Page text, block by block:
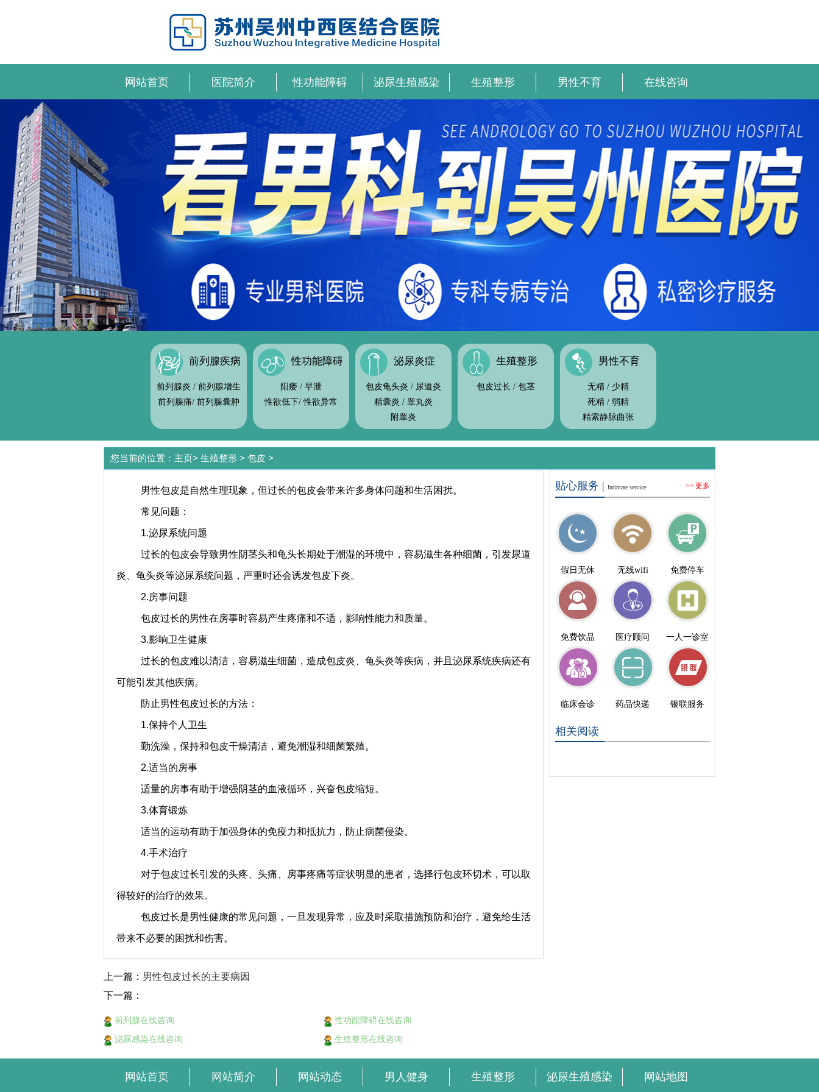
网站首页 医院简介 性功能障碍 泌尿生殖感染 生殖整形 男性不育 在线咨询
前列腺疾病
前列腺炎 / 前列腺增生
前列腺痛/ 前列腺囊肿
性功能障碍
阳痿 / 早泄
性欲低下/性欲异常
泌尿炎症
包皮龟头炎 / 尿道炎
精囊炎 / 睾丸炎
附睾炎
生殖整形
包皮过长 / 包茎
男性不育
无精 / 少精
死精 / 弱精
精索静脉曲张
您当前的位置： 主页> 生殖整形 > 包皮 >
男性包皮是自然生理现象，但过长的包皮会带来许多身体问题和生活困扰。
常见问题：
1.泌尿系统问题
过长的包皮会导致男性阴茎头和龟头长期处于潮湿的环境中，容易滋生各种细菌，引发尿道
炎、龟头炎等泌尿系统问题，严重时还会诱发包皮下炎。
2.房事问题
包皮过长的男性在房事时容易产生疼痛和不适，影响性能力和质量。
3.影响卫生健康
过长的包皮难以清洁，容易滋生细菌，造成包皮炎、龟头炎等疾病，并且泌尿系统疾病还有
可能引发其他疾病。
防止男性包皮过长的方法：
1.保持个人卫生
勤洗澡，保持和包皮干燥清洁，避免潮湿和细菌繁殖。
2.适当的房事
适量的房事有助于增强阴茎的血液循环，兴奋包皮缩短。
3.体育锻炼
适当的运动有助于加强身体的免疫力和抵抗力，防止病菌侵染。
4.手术治疗
对于包皮过长引发的头疼、头痛、房事疼痛等症状明显的患者，选择行包皮环切术，可以取
得较好的治疗的效果。
包皮过长是男性健康的常见问题，一旦发现异常，应及时采取措施预防和治疗，避免给生活
带来不必要的困扰和伤害。
上一篇： 男性包皮过长的主要病因
下一篇：
前列腺在线咨询
性功能障碍在线咨询
泌尿感染在线咨询
生殖整形在线咨询
贴心服务 | Intimate service >> 更多
假日无休 无线wifi 免费停车
免费饮品 医疗顾问 一人一诊室
临床会诊 药品快递 银联服务
相关阅读
网站首页 网站简介 网站动态 男人健身 生殖整形 泌尿生殖感染
网站地图